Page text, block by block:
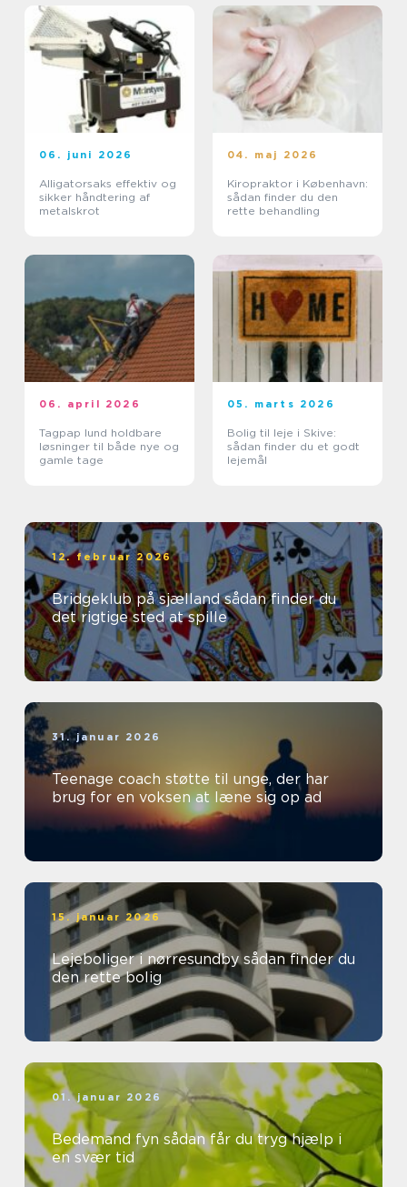
06. juni 2026
Alligatorsaks effektiv og
sikker håndtering af
metalskrot
04. maj 2026
Kiropraktor i København:
sådan finder du den
rette behandling
06. april 2026
Tagpap lund holdbare
løsninger til både nye og
gamle tage
05. marts 2026
Bolig til leje i Skive:
sådan finder du et godt
lejemål
12. februar 2026
Bridgeklub på sjælland sådan finder du
det rigtige sted at spille
31. januar 2026
Teenage coach støtte til unge, der har
brug for en voksen at læne sig op ad
15. januar 2026
Lejeboliger i nørresundby sådan finder du
den rette bolig
01. januar 2026
Bedemand fyn sådan får du tryg hjælp i
en svær tid